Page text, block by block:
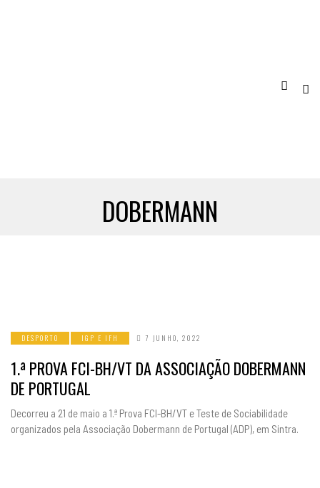
DOBERMANN
DESPORTO IGP E IFH 7 JUNHO, 2022
1.ª PROVA FCI-BH/VT DA ASSOCIAÇÃO DOBERMANN
DE PORTUGAL
Decorreu a 21 de maio a 1.ª Prova FCI-BH/VT e Teste de Sociabilidade
organizados pela Associação Dobermann de Portugal (ADP), em Sintra.